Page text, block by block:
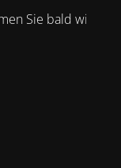
Sie bald wieder.